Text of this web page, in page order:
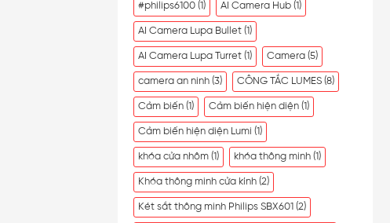
#philips6100 (1) AI Camera Hub (1)
AI Camera Lupa Bullet (1)
AI Camera Lupa Turret (1) Camera (5)
camera an ninh (3) CÔNG TẮC LUMES (8)
Cảm biến (1) Cảm biến hiện diện (1)
Cảm biến hiện diện Lumi (1)
khóa cửa nhôm (1) khóa thông minh (1)
Khóa thông minh cửa kính (2)
Két sắt thông minh Philips SBX601 (2)